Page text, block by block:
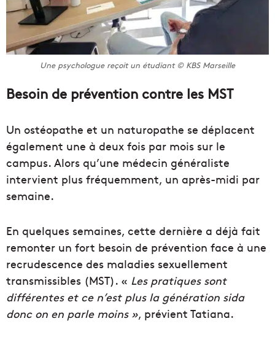
Une psychologue reçoit un étudiant © KBS Marseille
Besoin de prévention contre les MST
Un ostéopathe et un naturopathe se déplacent
également une à deux fois par mois sur le
campus. Alors qu’une médecin généraliste
intervient plus fréquemment, un après-midi par
semaine.
En quelques semaines, cette dernière a déjà fait
remonter un fort besoin de prévention face à une
recrudescence des maladies sexuellement
transmissibles (MST). « Les pratiques sont
différentes et ce n’est plus la génération sida
donc on en parle moins », prévient Tatiana.